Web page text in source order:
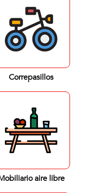
Correpasillos
aire libre